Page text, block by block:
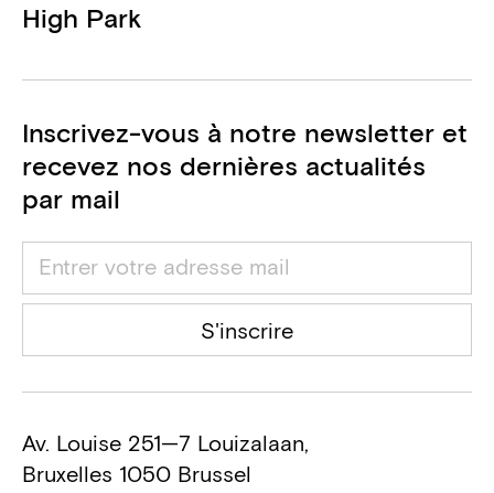
Aurea Acoustics (VK Architects &
Consultant acoustique
Socotec
Bureau de contrôle
Bureau de contrôle
Herpain Entreprise
Entreprise générale
High Park
Inscrivez-vous à notre newsletter et
recevez nos dernières actualités
par mail
S'inscrire
Av. Louise 251—7 Louizalaan,
Bruxelles 1050 Brussel